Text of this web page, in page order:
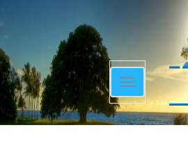
Toggle
navigation